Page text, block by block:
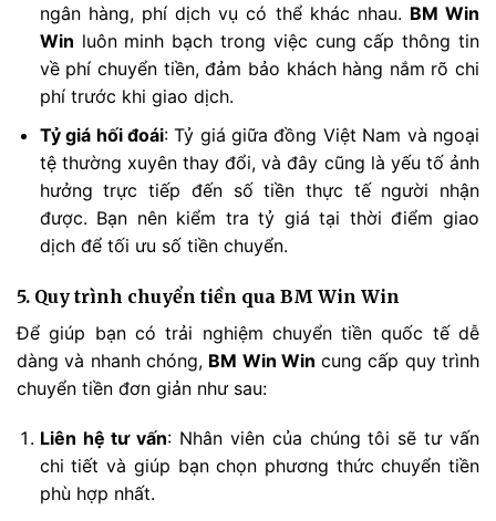
ngân hàng, phí dịch vụ có thể khác nhau. BM Win
Win luôn minh bạch trong việc cung cấp thông tin
về phí chuyển tiền, đảm bảo khách hàng nắm rõ chi
phí trước khi giao dịch.
Tỷ giá hối đoái: Tỷ giá giữa đồng Việt Nam và ngoại
tệ thường xuyên thay đổi, và đây cũng là yếu tố ảnh
hưởng trực tiếp đến số tiền thực tế người nhận
được. Bạn nên kiểm tra tỷ giá tại thời điểm giao
dịch để tối ưu số tiền chuyển.
5. Quy trình chuyển tiền qua BM Win Win
Để giúp bạn có trải nghiệm chuyển tiền quốc tế dễ
dàng và nhanh chóng, BM Win Win cung cấp quy trình
chuyển tiền đơn giản như sau:
Liên hệ tư vấn: Nhân viên của chúng tôi sẽ tư vấn
chi tiết và giúp bạn chọn phương thức chuyển tiền
phù hợp nhất.